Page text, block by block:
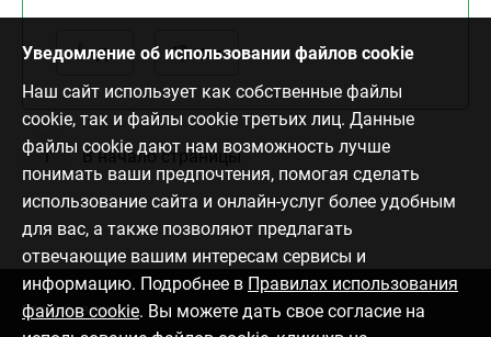
Да Нет
В начало страницы
Уведомление об использовании файлов cookie
Наш сайт использует как собственные файлы
cookie, так и файлы cookie третьих лиц. Данные
файлы cookie дают нам возможность лучше
понимать ваши предпочтения, помогая сделать
использование сайта и онлайн-услуг более удобным
для вас, а также позволяют предлагать
отвечающие вашим интересам сервисы и
информацию. Подробнее в Правилах использования
файлов cookie. Вы можете дать свое согласие на
Связаться с нами